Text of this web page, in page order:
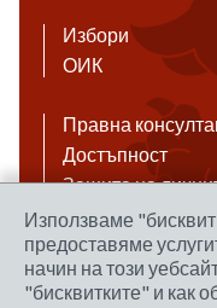
Избори
ОИК
Правна
Достъпност
Защита на
Антикорупция
Връзки
Използваме
предоставяме
начин на този
"бисквитките" и как